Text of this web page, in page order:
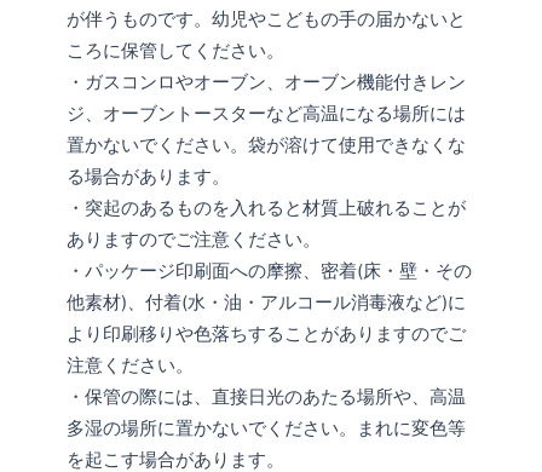
が伴うものです。幼児やこどもの手の届かないと
ころに保管してください。
・ガスコンロやオーブン、オーブン機能付きレン
ジ、オーブントースターなど高温になる場所には
置かないでください。袋が溶けて使用できなくな
る場合があります。
・突起のあるものを入れると材質上破れることが
ありますのでご注意ください。
・パッケージ印刷面への摩擦、密着(床・壁・その
他素材)、付着(水・油・アルコール消毒液など)に
より印刷移りや色落ちすることがありますのでご
注意ください。
・保管の際には、直接日光のあたる場所や、高温
多湿の場所に置かないでください。まれに変色等
を起こす場合があります。